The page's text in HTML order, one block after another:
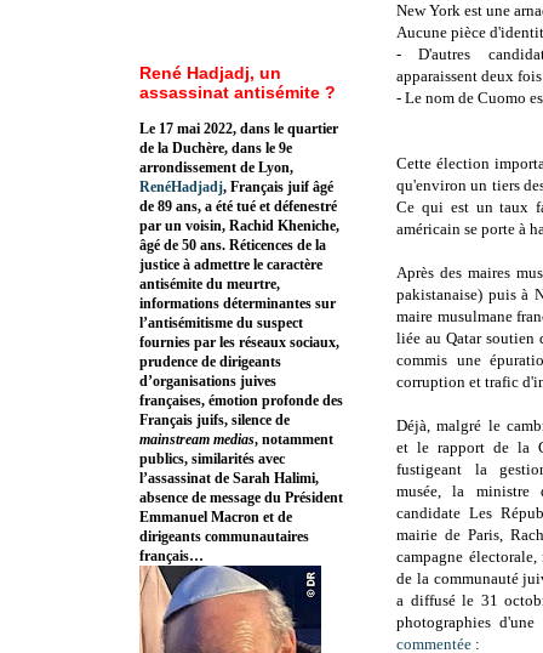
New York est une
Aucune pièce
- D'autres
apparaissent deux fois
- Le nom de Cuomo
Cette élection
qu'environ un tiers
Ce qui est un taux
américain se porte à
Après des maires
pakistanaise) puis à
maire musulmane
liée au Qatar soutien
commis une
corruption et trafic
Déjà, malgré le
et le rapport de la
fustigeant la
musée, la
candidate Les
mairie de Paris,
campagne électorale,
de la communauté
a diffusé le 31
photographies
commentée :
René Hadjadj, un
assassinat antisémite ?
Le 17 mai 2022, dans le quartier
de la Duchère, dans le 9e
arrondissement de Lyon,
RenéHadjadj, Français juif âgé
de 89 ans, a été tué et défenestré
par un voisin, Rachid Kheniche,
âgé de 50 ans. Réticences de la
justice à admettre le caractère
antisémite du meurtre,
informations déterminantes sur
l’antisémitisme du suspect
fournies par les réseaux sociaux,
prudence de dirigeants
d’organisations juives
françaises, émotion profonde des
Français juifs, silence de
mainstream medias, notamment
publics, similarités avec
l’assassinat de Sarah Halimi,
absence de message du Président
Emmanuel Macron et de
dirigeants communautaires
français…